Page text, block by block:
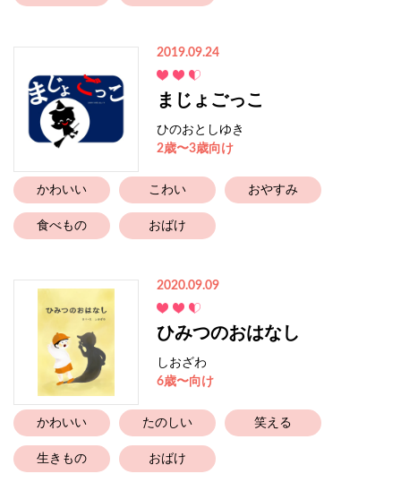
2019.09.24
まじょごっこ
ひのおとしゆき
2歳〜3歳向け
かわいい こわい おやすみ
食べもの おばけ
2020.09.09
ひみつのおはなし
しおざわ
6歳〜向け
かわいい たのしい 笑える
生きもの おばけ